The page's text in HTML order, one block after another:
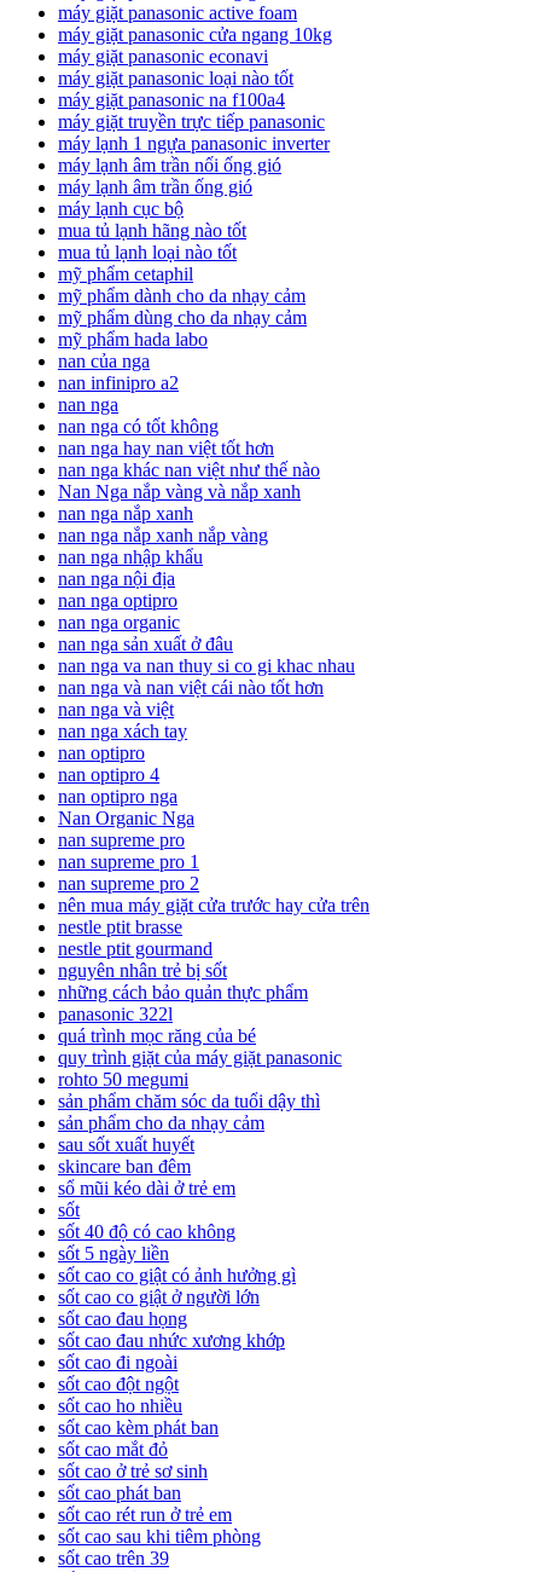
máy giặt panasonic active foam
máy giặt panasonic cửa ngang 10kg
máy giặt panasonic econavi
máy giặt panasonic loại nào tốt
máy giặt panasonic na f100a4
máy giặt truyền trực tiếp panasonic
máy lạnh 1 ngựa panasonic inverter
máy lạnh âm trần nối ống gió
máy lạnh âm trần ống gió
máy lạnh cục bộ
mua tủ lạnh hãng nào tốt
mua tủ lạnh loại nào tốt
mỹ phẩm cetaphil
mỹ phẩm dành cho da nhạy cảm
mỹ phẩm dùng cho da nhạy cảm
mỹ phẩm hada labo
nan của nga
nan infinipro a2
nan nga
nan nga có tốt không
nan nga hay nan việt tốt hơn
nan nga khác nan việt như thế nào
Nan Nga nắp vàng và nắp xanh
nan nga nắp xanh
nan nga nắp xanh nắp vàng
nan nga nhập khẩu
nan nga nội địa
nan nga optipro
nan nga organic
nan nga sản xuất ở đâu
nan nga va nan thuy si co gi khac nhau
nan nga và nan việt cái nào tốt hơn
nan nga và việt
nan nga xách tay
nan optipro
nan optipro 4
nan optipro nga
Nan Organic Nga
nan supreme pro
nan supreme pro 1
nan supreme pro 2
nên mua máy giặt cửa trước hay cửa trên
nestle ptit brasse
nestle ptit gourmand
nguyên nhân trẻ bị sốt
những cách bảo quản thực phẩm
panasonic 322l
quá trình mọc răng của bé
quy trình giặt của máy giặt panasonic
rohto 50 megumi
sản phẩm chăm sóc da tuổi dậy thì
sản phẩm cho da nhạy cảm
sau sốt xuất huyết
skincare ban đêm
sổ mũi kéo dài ở trẻ em
sốt
sốt 40 độ có cao không
sốt 5 ngày liền
sốt cao co giật có ảnh hưởng gì
sốt cao co giật ở người lớn
sốt cao đau họng
sốt cao đau nhức xương khớp
sốt cao đi ngoài
sốt cao đột ngột
sốt cao ho nhiều
sốt cao kèm phát ban
sốt cao mắt đỏ
sốt cao ở trẻ sơ sinh
sốt cao phát ban
sốt cao rét run ở trẻ em
sốt cao sau khi tiêm phòng
sốt cao trên 39